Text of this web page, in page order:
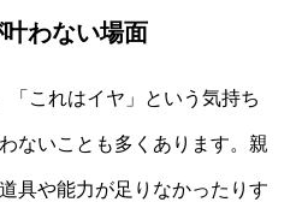
叶わない場面
「これはイヤ」という気持ち
ないことも多くあります。親
具や能力が足りなかったりす